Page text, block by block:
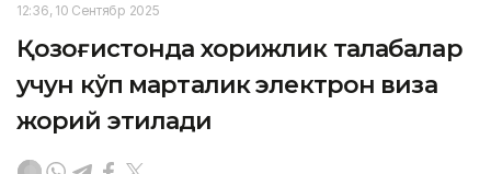
12:36, 10 Сентябр 2025
Қозоғистонда хорижлик талабалар
учун кўп марталик электрон виза
жорий этилади